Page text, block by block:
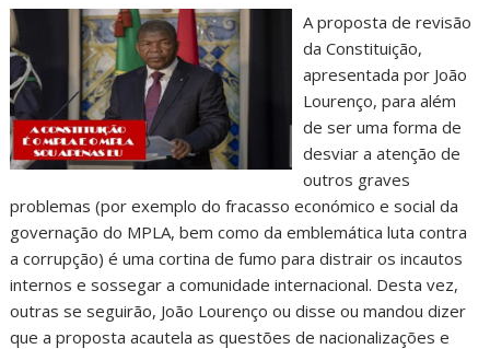
A proposta de revisão
da Constituição,
apresentada por João
Lourenço, para além
de ser uma forma de
desviar a atenção de
outros graves
problemas (por exemplo do fracasso económico e social da
governação do MPLA, bem como da emblemática luta contra
a corrupção) é uma cortina de fumo para distrair os incautos
internos e sossegar a comunidade internacional. Desta vez,
outras se seguirão, João Lourenço ou disse ou mandou dizer
que a proposta acautela as questões de nacionalizações e